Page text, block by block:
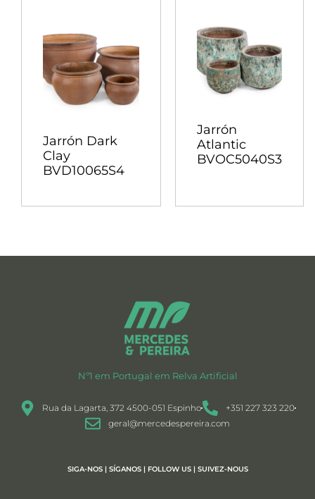
Jarrón Dark
Clay
BVD10065S4
Jarrón
Atlantic
BVOC5040S3
Nº1 em Portugal em Relva Artificial
Rua da Lagarta, 372 4500-051 Espinho
+351 227 323 220
geral@mercedespereira.com
SIGA-NOS | SÍGANOS | FOLLOW US | SUIVEZ-NOUS